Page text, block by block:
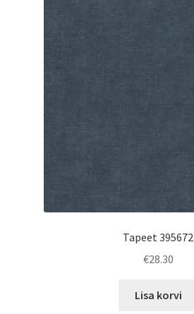
Tapeet 395672
€28.30
Lisa korvi